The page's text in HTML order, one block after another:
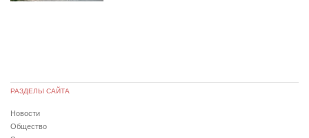
РАЗДЕЛЫ САЙТА
Новости
Общество